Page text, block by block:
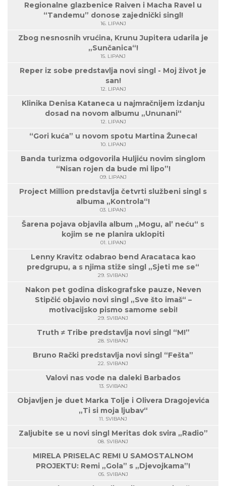
Regionalne glazbenice Raiven i Macha Ravel u
“Tandemu” donose zajednički singl!
16. LIPANJ
Zbog nesnosnih vrućina, Krunu Jupitera udarila je
„Sunčanica“!
15. LIPANJ
Reper iz sobe predstavlja novi singl - Moj život je
san!
12. LIPANJ
Klinika Denisa Kataneca u najmračnijem izdanju
dosad na novom albumu „Ununani“
12. LIPANJ
“Gori kuća” u novom spotu Martina Žuneca!
10. LIPANJ
Banda turizma odgovorila Huljiću novim singlom
“Nisan rojen da bude mi lipo”!
09. LIPANJ
Project Million predstavlja četvrti službeni singl s
albuma „Kontrola“!
03. LIPANJ
Šarena pojava objavila album „Mogu, al’ neću“ s
kojim se ne planira uklopiti
01. LIPANJ
Lenny Kravitz odabrao bend Aracataca kao
predgrupu, a s njima stiže singl „Sjeti me se“
29. SVIBANJ
Nakon pet godina diskografske pauze, Neven
Stipčić objavio novi singl „Sve što imaš“ –
motivacijsko pismo samome sebi!
29. SVIBANJ
Truth ≠ Tribe predstavlja novi singl “M!”
28. SVIBANJ
Bruno Rački predstavlja novi singl “Fešta”
22. SVIBANJ
Valovi nas vode na daleki Barbados
13. SVIBANJ
Objavljen je duet Marka Tolje i Olivera Dragojevića
„Ti si moja ljubav“
11. SVIBANJ
Zaljubite se u novi singl Meritas dok svira „Radio”
08. SVIBANJ
MIRELA PRISELAC REMI U SAMOSTALNOM
PROJEKTU: Remi „Gola” s „Djevojkama”!
05. SVIBANJ